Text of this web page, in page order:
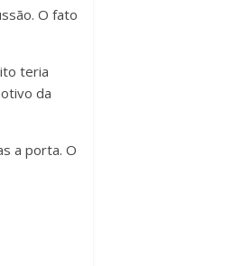
O fato
teria
da
a porta. O